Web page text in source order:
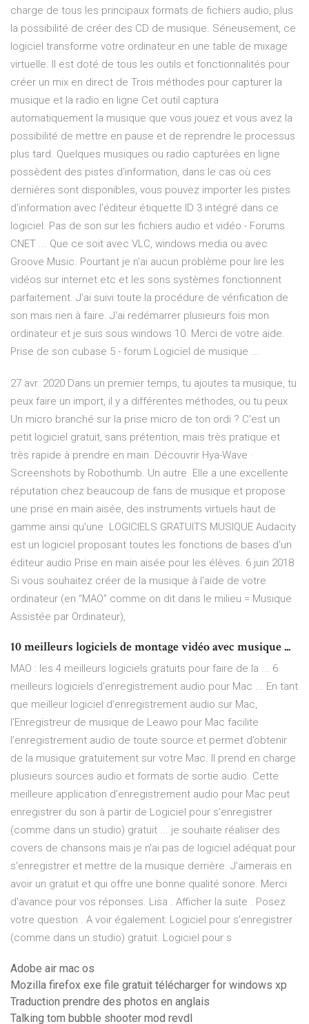
charge de tous les principaux formats de fichiers audio, plus
la possibilité de créer des CD de musique. Sérieusement, ce
logiciel transforme votre ordinateur en une table de mixage
virtuelle. Il est doté de tous les outils et fonctionnalités pour
créer un mix en direct de Trois méthodes pour capturer la
musique et la radio en ligne Cet outil captura
automatiquement la musique que vous jouez et vous avez la
possibilité de mettre en pause et de reprendre le processus
plus tard. Quelques musiques ou radio capturées en ligne
possèdent des pistes d’information, dans le cas où ces
dernières sont disponibles, vous pouvez importer les pistes
d’information avec l’éditeur étiquette ID 3 intégré dans ce
logiciel. Pas de son sur les fichiers audio et vidéo - Forums
CNET ... Que ce soit avec VLC, windows media ou avec
Groove Music. Pourtant je n'ai aucun problème pour lire les
vidéos sur internet etc et les sons systèmes fonctionnent
parfaitement. J'ai suivi toute la procédure de vérification de
son mais rien à faire. J'ai redémarrer plusieurs fois mon
ordinateur et je suis sous windows 10. Merci de votre aide.
Prise de son cubase 5 - forum Logiciel de musique ...
27 avr. 2020 Dans un premier temps, tu ajoutes ta musique, tu
peux faire un import, il y a différentes méthodes, ou tu peux
Un micro branché sur la prise micro de ton ordi ? C'est un
petit logiciel gratuit, sans prétention, mais très pratique et
très rapide à prendre en main. Découvrir Hya-Wave ·
Screenshots by Robothumb. Un autre Elle a une excellente
réputation chez beaucoup de fans de musique et propose
une prise en main aisée, des instruments virtuels haut de
gamme ainsi qu'une LOGICIELS GRATUITS MUSIQUE Audacity
est un logiciel proposant toutes les fonctions de bases d'un
éditeur audio Prise en main aisée pour les élèves. 6 juin 2018
Si vous souhaitez créer de la musique à l'aide de votre
ordinateur (en “MAO” comme on dit dans le milieu = Musique
Assistée par Ordinateur),
10 meilleurs logiciels de montage vidéo avec musique ...
MAO : les 4 meilleurs logiciels gratuits pour faire de la ... 6
meilleurs logiciels d'enregistrement audio pour Mac ... En tant
que meilleur logiciel d’enregistrement audio sur Mac,
l’Enregistreur de musique de Leawo pour Mac facilite
l’enregistrement audio de toute source et permet d’obtenir
de la musique gratuitement sur votre Mac. Il prend en charge
plusieurs sources audio et formats de sortie audio. Cette
meilleure application d’enregistrement audio pour Mac peut
enregistrer du son à partir de Logiciel pour s'enregistrer
(comme dans un studio) gratuit ... je souhaite réaliser des
covers de chansons mais je n'ai pas de logiciel adéquat pour
s'enregistrer et mettre de la musique derrière. J'aimerais en
avoir un gratuit et qui offre une bonne qualité sonore. Merci
d'avance pour vos réponses. Lisa . Afficher la suite . Posez
votre question . A voir également: Logiciel pour s'enregistrer
(comme dans un studio) gratuit. Logiciel pour s
Adobe air mac os
Mozilla firefox exe file gratuit télécharger for windows xp
Traduction prendre des photos en anglais
Talking tom bubble shooter mod revdl